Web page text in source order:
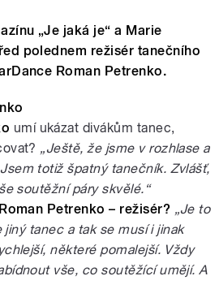
„Je jaká je“ a Marie
polednem režisér tanečního
Roman Petrenko.
umí ukázat divákům tanec,
„Ještě, že jsme v rozhlase a
totiž špatný tanečník. Zvlášť,
soutěžní páry skvělé.“
Roman Petrenko – režisér? „Je to
jiný tanec a tak se musí i jinak
některé pomalejší. Vždy
vše, co soutěžící umějí. A